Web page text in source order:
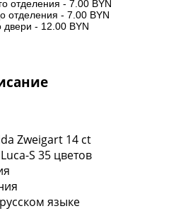
отделения - 7.00 BYN
отделения - 7.00 BYN
двери - 12.00 BYN
Zweigart 14 ct
S 35 цветов
языке